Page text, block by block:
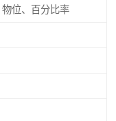
位、百分比率